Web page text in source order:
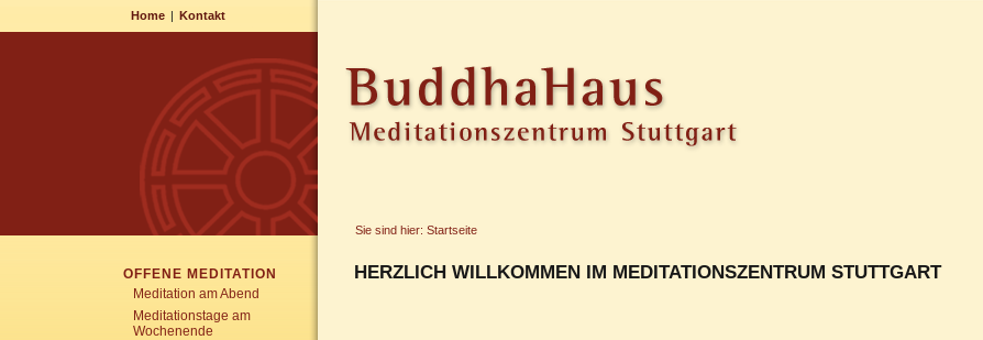
Home | Kontakt
Sie sind hier: Startseite
OFFENE MEDITATION
Meditation am Abend
Meditationstage am
Wochenende
HERZLICH WILLKOMMEN IM MEDITATIONSZENTRUM STUTTGART